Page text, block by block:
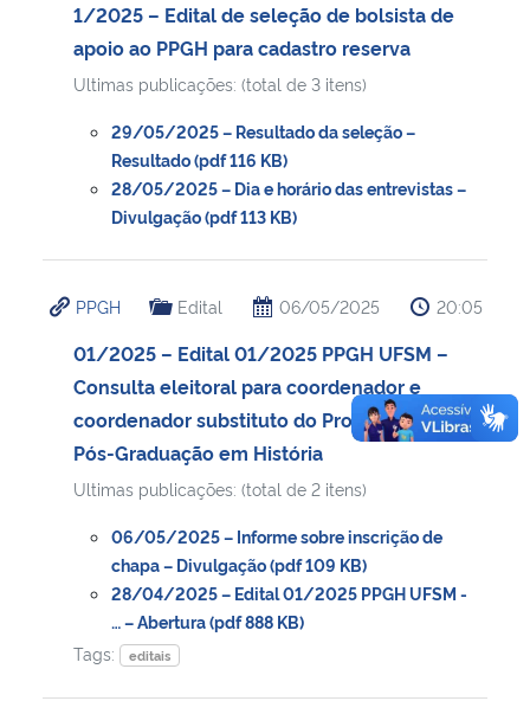
1/2025 – Edital de seleção de bolsista de
apoio ao PPGH para cadastro reserva
Ultimas publicações: (total de 3 itens)
29/05/2025 – Resultado da seleção –
Resultado (pdf 116 KB)
28/05/2025 – Dia e horário das entrevistas –
Divulgação (pdf 113 KB)
PPGH Edital 06/05/2025 20:05
01/2025 – Edital 01/2025 PPGH UFSM –
Consulta eleitoral para coordenador e
coordenador substituto do Programa de
Pós-Graduação em História
Ultimas publicações: (total de 2 itens)
06/05/2025 – Informe sobre inscrição de
chapa – Divulgação (pdf 109 KB)
28/04/2025 – Edital 01/2025 PPGH UFSM -
… – Abertura (pdf 888 KB)
Tags:
editais